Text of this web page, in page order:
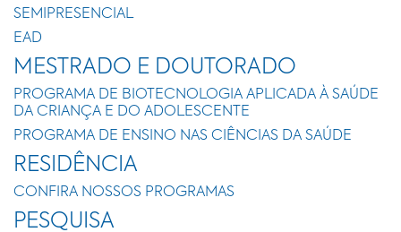
SEMIPRESENCIAL
EAD
MESTRADO E DOUTORADO
PROGRAMA DE BIOTECNOLOGIA APLICADA À SAÚDE
DA CRIANÇA E DO ADOLESCENTE
PROGRAMA DE ENSINO NAS CIÊNCIAS DA SAÚDE
RESIDÊNCIA
CONFIRA NOSSOS PROGRAMAS
PESQUISA